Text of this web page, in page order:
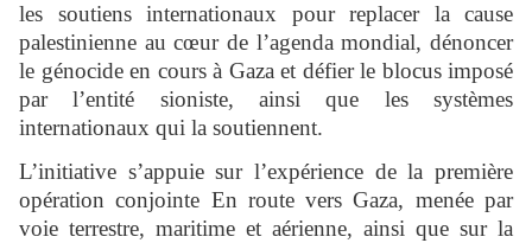
les soutiens internationaux pour replacer la cause
palestinienne au cœur de l’agenda mondial, dénoncer
le génocide en cours à Gaza et défier le blocus imposé
par l’entité sioniste, ainsi que les systèmes
internationaux qui la soutiennent.
L’initiative s’appuie sur l’expérience de la première
opération conjointe En route vers Gaza, menée par
voie terrestre, maritime et aérienne, ainsi que sur la